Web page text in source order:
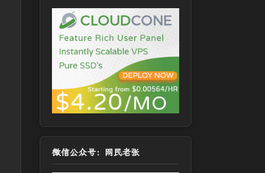
微信公众号：网民老张